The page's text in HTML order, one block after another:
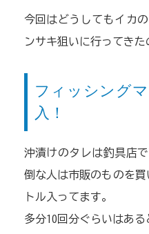
今回はどうしてもイカ
ンサキ狙いに行ってきた
フィッシング
入！
沖漬けのタレは釣具店
倒な人は市販のものを買
トル入ってます。
多分10回分ぐらいはある